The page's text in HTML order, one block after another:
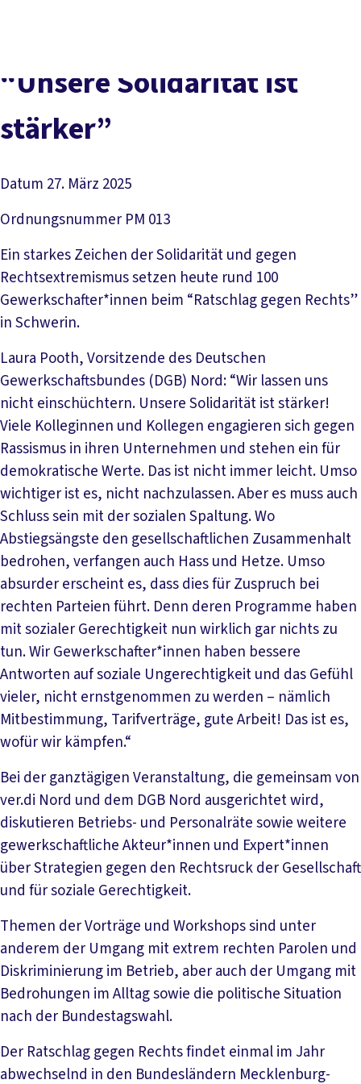
Service
Mitmachen
“Un­se­re So­li­da­ri­tät ist
stär­ker”
Datum 27. März 2025
Ordnungsnummer PM 013
Ein starkes Zeichen der Solidarität und gegen
Rechtsextremismus setzen heute rund 100
Gewerkschafter*innen beim “Ratschlag gegen Rechts”
in Schwerin.
Laura Pooth, Vorsitzende des Deutschen
Gewerkschaftsbundes (DGB) Nord: “Wir lassen uns
nicht einschüchtern. Unsere Solidarität ist stärker!
Viele Kolleginnen und Kollegen engagieren sich gegen
Rassismus in ihren Unternehmen und stehen ein für
demokratische Werte. Das ist nicht immer leicht. Umso
wichtiger ist es, nicht nachzulassen. Aber es muss auch
Schluss sein mit der sozialen Spaltung. Wo
Abstiegsängste den gesellschaftlichen Zusammenhalt
bedrohen, verfangen auch Hass und Hetze. Umso
absurder erscheint es, dass dies für Zuspruch bei
rechten Parteien führt. Denn deren Programme haben
mit sozialer Gerechtigkeit nun wirklich gar nichts zu
tun. Wir Gewerkschafter*innen haben bessere
Antworten auf soziale Ungerechtigkeit und das Gefühl
vieler, nicht ernstgenommen zu werden – nämlich
Mitbestimmung, Tarifverträge, gute Arbeit! Das ist es,
wofür wir kämpfen.“
Bei der ganztägigen Veranstaltung, die gemeinsam von
ver.di Nord und dem DGB Nord ausgerichtet wird,
diskutieren Betriebs- und Personalräte sowie weitere
gewerkschaftliche Akteur*innen und Expert*innen
über Strategien gegen den Rechtsruck der Gesellschaft
und für soziale Gerechtigkeit.
Themen der Vorträge und Workshops sind unter
anderem der Umgang mit extrem rechten Parolen und
Diskriminierung im Betrieb, aber auch der Umgang mit
Bedrohungen im Alltag sowie die politische Situation
nach der Bundestagswahl.
Der Ratschlag gegen Rechts findet einmal im Jahr
abwechselnd in den Bundesländern Mecklenburg-